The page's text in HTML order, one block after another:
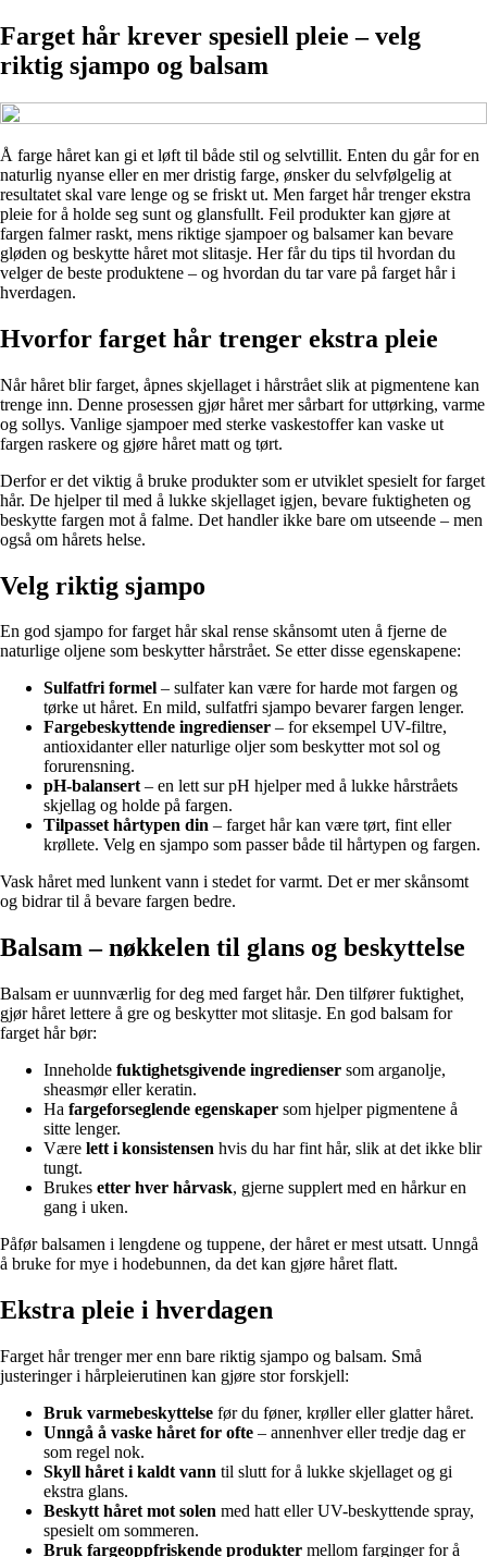
Farget hår krever spesiell pleie – velg
riktig sjampo og balsam
Å farge håret kan gi et løft til både stil og selvtillit. Enten du går for en
naturlig nyanse eller en mer dristig farge, ønsker du selvfølgelig at
resultatet skal vare lenge og se friskt ut. Men farget hår trenger ekstra
pleie for å holde seg sunt og glansfullt. Feil produkter kan gjøre at
fargen falmer raskt, mens riktige sjampoer og balsamer kan bevare
gløden og beskytte håret mot slitasje. Her får du tips til hvordan du
velger de beste produktene – og hvordan du tar vare på farget hår i
hverdagen.
Hvorfor farget hår trenger ekstra pleie
Når håret blir farget, åpnes skjellaget i hårstrået slik at pigmentene kan
trenge inn. Denne prosessen gjør håret mer sårbart for uttørking, varme
og sollys. Vanlige sjampoer med sterke vaskestoffer kan vaske ut
fargen raskere og gjøre håret matt og tørt.
Derfor er det viktig å bruke produkter som er utviklet spesielt for farget
hår. De hjelper til med å lukke skjellaget igjen, bevare fuktigheten og
beskytte fargen mot å falme. Det handler ikke bare om utseende – men
også om hårets helse.
Velg riktig sjampo
En god sjampo for farget hår skal rense skånsomt uten å fjerne de
naturlige oljene som beskytter hårstrået. Se etter disse egenskapene:
Sulfatfri formel – sulfater kan være for harde mot fargen og
tørke ut håret. En mild, sulfatfri sjampo bevarer fargen lenger.
Fargebeskyttende ingredienser – for eksempel UV-filtre,
antioxidanter eller naturlige oljer som beskytter mot sol og
forurensning.
pH-balansert– en lett sur pH hjelper med å lukke hårstråets
skjellag og holde på fargen.
Tilpasset hårtypen din – farget hår kan være tørt, fint eller
krøllete. Velg en sjampo som passer både til hårtypen og fargen.
Vask håret med lunkent vann i stedet for varmt. Det er mer skånsomt
og bidrar til å bevare fargen bedre.
Balsam – nøkkelen til glans og beskyttelse
Balsam er uunnværlig for deg med farget hår. Den tilfører fuktighet,
gjør håret lettere å gre og beskytter mot slitasje. En god balsam for
farget hår bør:
Inneholde fuktighetsgivende ingredienser som arganolje,
sheasmør eller keratin.
Ha fargeforseglende egenskaper som hjelper pigmentene å
sitte lenger.
Være lett i konsistensen hvis du har fint hår, slik at det ikke blir
tungt.
Brukes etter hver hårvask, gjerne supplert med en hårkur en
gang i uken.
Påfør balsamen i lengdene og tuppene, der håret er mest utsatt. Unngå
å bruke for mye i hodebunnen, da det kan gjøre håret flatt.
Ekstra pleie i hverdagen
Farget hår trenger mer enn bare riktig sjampo og balsam. Små
justeringer i hårpleierutinen kan gjøre stor forskjell:
Bruk varmebeskyttelse før du føner, krøller eller glatter håret.
Unngå å vaske håret for ofte – annenhver eller tredje dag er
som regel nok.
Skyll håret i kaldt vann til slutt for å lukke skjellaget og gi
ekstra glans.
Beskytt håret mot solen med hatt eller UV-beskyttende spray,
spesielt om sommeren.
Bruk fargeoppfriskende produkter mellom farginger for å